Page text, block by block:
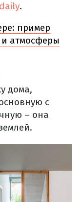
.
пример
и атмосферы
дома,
с
– она